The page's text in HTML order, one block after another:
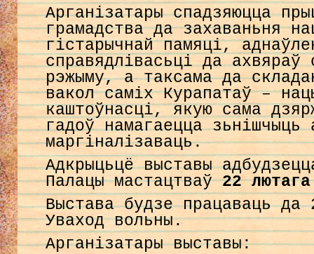
Арганізатары спадзяюцца
грамадства да захаваньня
гістарычнай памяці,
справядлівасьці да ахвяраў
рэжыму, а таксама да
вакол саміх Курапатаў –
каштоўнасці, якую сама
гадоў намагаецца зьнішчыць
маргіналізаваць.
Адкрыцьцё выставы
Палацы мастацтваў22
Выстава будзе працаваць да
Уваход вольны.
Арганізатары выставы: